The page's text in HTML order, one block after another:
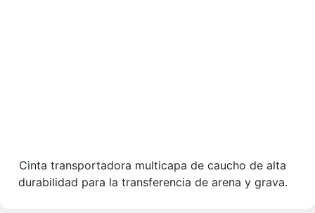
Cinta transportadora multicapa de caucho de alta
durabilidad para la transferencia de arena y grava.